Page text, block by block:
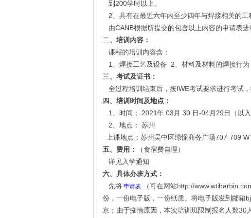
到200学时以上。
2、具有在最近六年内至少四年与焊接相关的工
由CANB根据所提交的包含以上内容的申请表进
二、培训内容：
课程的培训内容含：
1、焊接工艺及设备 2、材料及材料的焊接行
三、考试及证书：
全过程培训结束后，按IWE考试要求进行考试
四、培训时间及地点：
1、时间： 2021年 03月 30 日-04月29日（以入
2、地点： 苏州
上课地点：苏州吴中区绿憬商务广场707-709
五、费用：
（食宿费自理）
详见入学通知
六、具体办班方式：
先将 申请表 （可在网站http://
份，一份电子版，一份纸质。将电子版发到邮箱
京；由于疫情原因，本次培训班限制报名人数